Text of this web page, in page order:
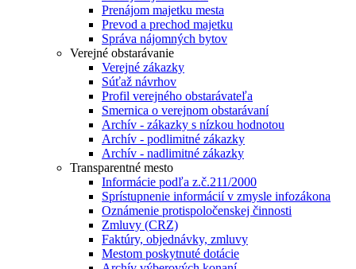
Prenájom majetku mesta
Prevod a prechod majetku
Správa nájomných bytov
Verejné obstarávanie
Verejné zákazky
Súťaž návrhov
Profil verejného obstarávateľa
Smernica o verejnom obstarávaní
Archív - zákazky s nízkou hodnotou
Archív - podlimitné zákazky
Archív - nadlimitné zákazky
Transparentné mesto
Informácie podľa z.č.211/2000
Sprístupnenie informácií v zmysle infozákona
Oznámenie protispoločenskej činnosti
Zmluvy (CRZ)
Faktúry, objednávky, zmluvy
Mestom poskytnuté dotácie